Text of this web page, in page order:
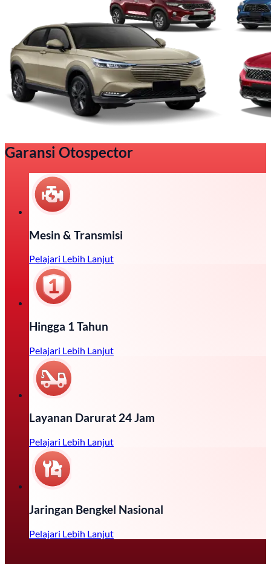
Garansi Otospector
Mesin & Transmisi
Pelajari Lebih Lanjut
Hingga 1 Tahun
Pelajari Lebih Lanjut
Layanan Darurat 24 Jam
Pelajari Lebih Lanjut
Jaringan Bengkel Nasional
Pelajari Lebih Lanjut